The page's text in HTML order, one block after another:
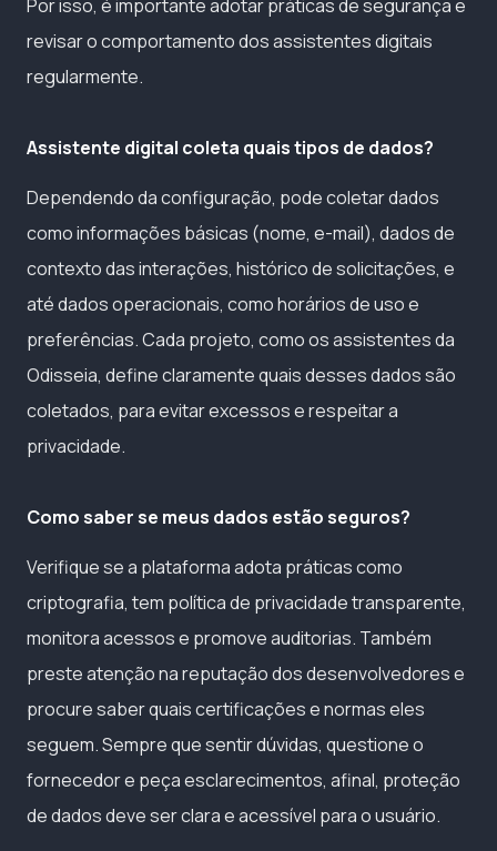
Por isso, é importante adotar práticas de segurança e
revisar o comportamento dos assistentes digitais
regularmente.
Assistente digital coleta quais tipos de dados?
Dependendo da configuração, pode coletar dados
como informações básicas (nome, e-mail), dados de
contexto das interações, histórico de solicitações, e
até dados operacionais, como horários de uso e
preferências. Cada projeto, como os assistentes da
Odisseia, define claramente quais desses dados são
coletados, para evitar excessos e respeitar a
privacidade.
Como saber se meus dados estão seguros?
Verifique se a plataforma adota práticas como
criptografia, tem política de privacidade transparente,
monitora acessos e promove auditorias. Também
preste atenção na reputação dos desenvolvedores e
procure saber quais certificações e normas eles
seguem. Sempre que sentir dúvidas, questione o
fornecedor e peça esclarecimentos, afinal, proteção
de dados deve ser clara e acessível para o usuário.